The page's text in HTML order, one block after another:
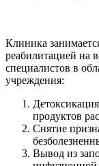
Клиника
реабилитацией на
специалистов в
учреждения:
продуктов
Снятие
Вывод из